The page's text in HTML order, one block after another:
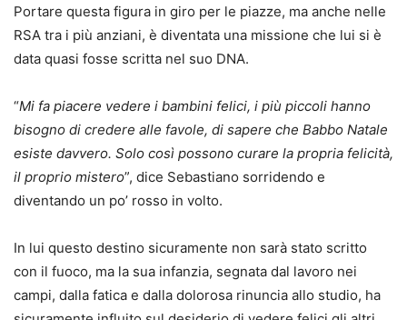
Portare questa figura in giro per le piazze, ma anche nelle
RSA tra i più anziani, è diventata una missione che lui si è
data quasi fosse scritta nel suo DNA.
“Mi fa piacere vedere i bambini felici, i più piccoli hanno
bisogno di credere alle favole, di sapere che Babbo Natale
esiste davvero. Solo così possono curare la propria felicità,
il proprio mistero”, dice Sebastiano sorridendo e
diventando un po’ rosso in volto.
In lui questo destino sicuramente non sarà stato scritto
con il fuoco, ma la sua infanzia, segnata dal lavoro nei
campi, dalla fatica e dalla dolorosa rinuncia allo studio, ha